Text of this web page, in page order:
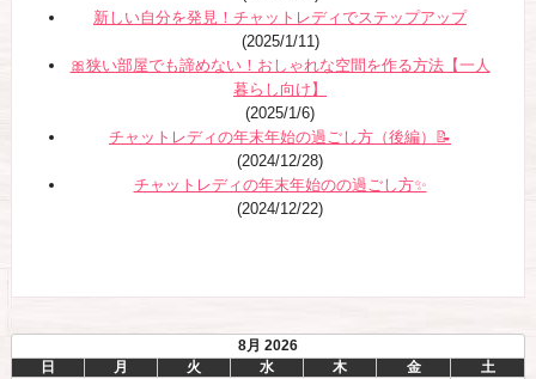
新しい自分を発見！チャットレディでステップアップ
(2025/1/11)
🎀狭い部屋でも諦めない！おしゃれな空間を作る方法【一人
暮らし向け】
(2025/1/6)
チャットレディの年末年始の過ごし方（後編）📝
(2024/12/28)
チャットレディの年末年始のの過ごし方✨
(2024/12/22)
8月 2026
日
月 火 水 木 金 土